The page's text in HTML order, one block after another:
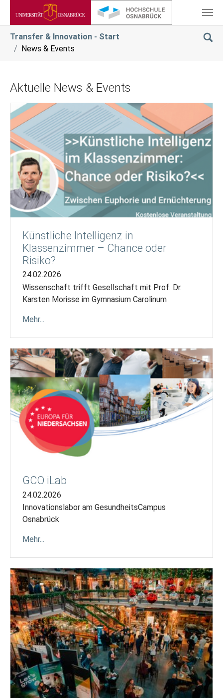
Transfer & Innovation - Start
News & Events
Aktuelle News & Events
Künstliche Intelligenz in
Klassenzimmer – Chance oder
Risiko?
24.02.2026
Wissenschaft trifft Gesellschaft mit Prof. Dr.
Karsten Morisse im Gymnasium Carolinum
Mehr...
GCO iLab
24.02.2026
Innovationslabor am GesundheitsCampus
Osnabrück
Mehr...